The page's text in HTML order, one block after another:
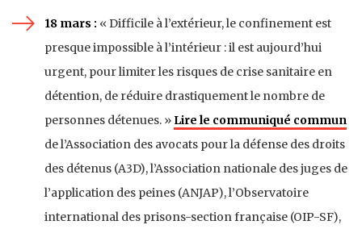
18 mars : « Difficile à l’extérieur, le confinement est
presque impossible à l’intérieur : il est aujourd’hui
urgent, pour limiter les risques de crise sanitaire en
détention, de réduire drastiquement le nombre de
personnes détenues. » Lire le communiqué commun
de l’Association des avocats pour la défense des droits
des détenus (A3D), l’Association nationale des juges de
l’application des peines (ANJAP), l’Observatoire
international des prisons-section française (OIP-SF),